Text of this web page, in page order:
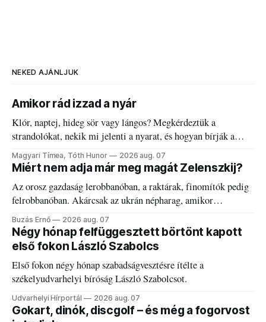
NEKED AJÁNLJUK
Amikor rád izzad a nyár
Klór, naptej, hideg sör vagy lángos? Megkérdeztük a
strandolókat, nekik mi jelenti a nyarat, és hogyan bírják a
kánikulát.
Magyari Tímea, Tóth Hunor 2026 aug. 07
Miért nem adja már meg magát Zelenszkij?
Az orosz gazdaság lerobbanóban, a raktárak, finomítók pedig
felrobbanóban. Akárcsak az ukrán népharag, amikor
elégedetlen vezetőivel.
Buzás Ernő 2026 aug. 07
Négy hónap felfüggesztett börtönt kapott
első fokon László Szabolcs
Első fokon négy hónap szabadságvesztésre ítélte a
székelyudvarhelyi bíróság László Szabolcsot.
Udvarhelyi Hírportál 2026 aug. 07
Gokart, dinók, discgolf – és még a fogorvost